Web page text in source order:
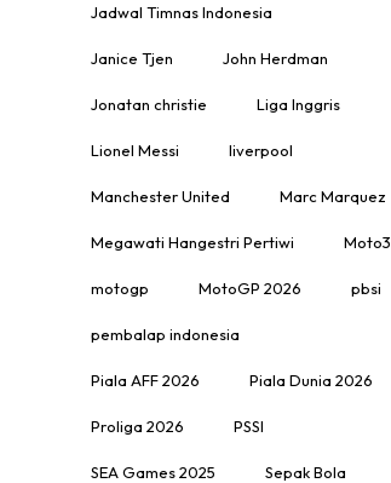
Jadwal Timnas Indonesia
Janice Tjen John Herdman
Jonatan christie Liga Inggris
Lionel Messi liverpool
Manchester United Marc Marquez
Megawati Hangestri Pertiwi Moto3
motogp MotoGP 2026 pbsi
pembalap indonesia
Piala AFF 2026 Piala Dunia 2026
Proliga 2026 PSSI
SEA Games 2025 Sepak Bola